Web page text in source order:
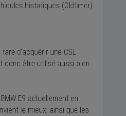
historiques (Oldtimer).
d'acquérir une CSL
donc être utilisé aussi bien
E9 actuellement en
le mieux, ainsi que les